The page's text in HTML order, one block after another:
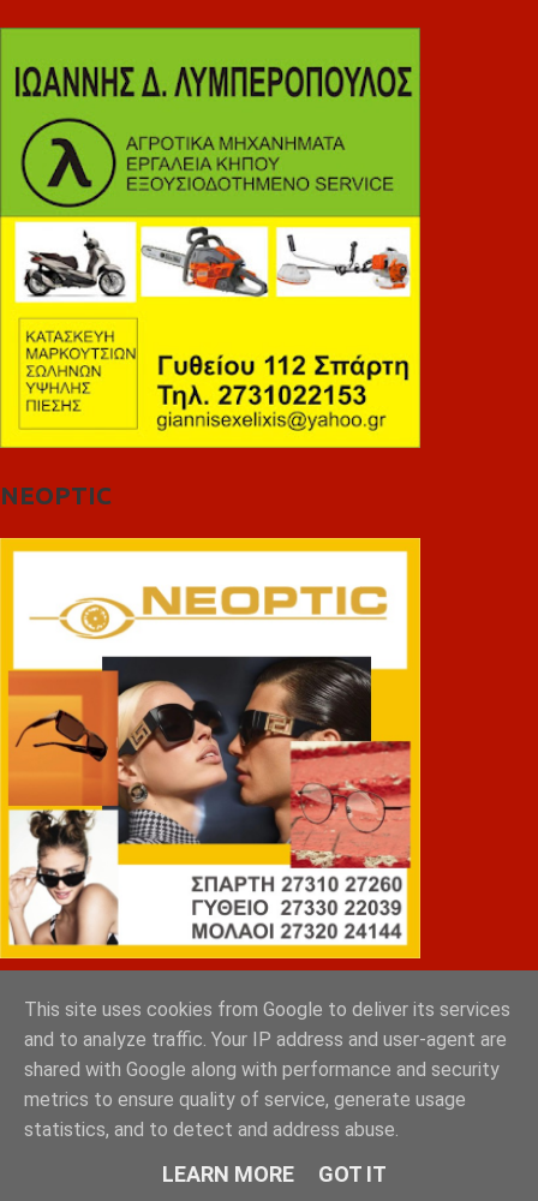
NEOPTIC
EVROTAS CLEAN
This site uses cookies from Google to deliver its services
and to analyze traffic. Your IP address and user-agent are
shared with Google along with performance and security
metrics to ensure quality of service, generate usage
statistics, and to detect and address abuse.
LEARN MORE GOT IT